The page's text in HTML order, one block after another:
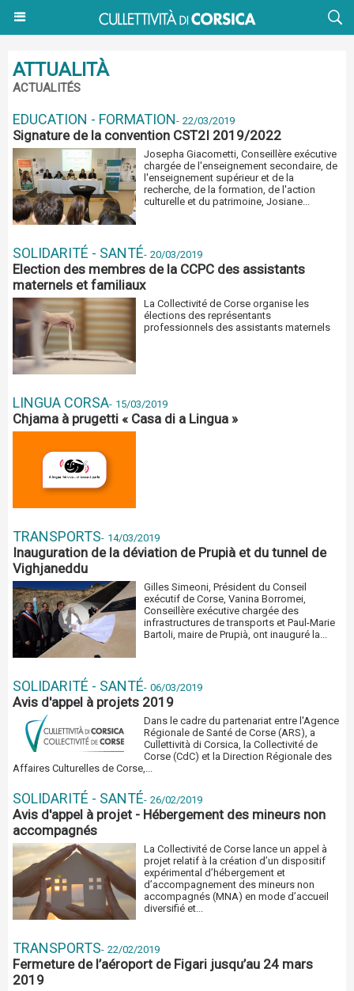
ATTUALITÀ
ACTUALITÉS
EDUCATION - FORMATION- 22/03/2019
Signature de la convention CST2I 2019/2022
Josepha Giacometti, Conseillère exécutive
chargée de l'enseignement secondaire, de
l'enseignement supérieur et de la
recherche, de la formation, de l'action
culturelle et du patrimoine, Josiane...
SOLIDARITÉ - SANTÉ- 20/03/2019
Election des membres de la CCPC des assistants
maternels et familiaux
La Collectivité de Corse organise les
élections des représentants
professionnels des assistants maternels
LINGUA CORSA- 15/03/2019
Chjama à prugetti « Casa di a Lingua »
TRANSPORTS- 14/03/2019
Inauguration de la déviation de Prupià et du tunnel de
Vighjaneddu
Gilles Simeoni, Président du Conseil
exécutif de Corse, Vanina Borromei,
Conseillère exécutive chargée des
infrastructures de transports et Paul-Marie
Bartoli, maire de Prupià, ont inauguré la...
SOLIDARITÉ - SANTÉ- 06/03/2019
Avis d'appel à projets 2019
Dans le cadre du partenariat entre l'Agence
Régionale de Santé de Corse (ARS), a
Cullettività di Corsica, la Collectivité de
Corse (CdC) et la Direction Régionale des
Affaires Culturelles de Corse,...
SOLIDARITÉ - SANTÉ- 26/02/2019
Avis d'appel à projet - Hébergement des mineurs non
accompagnés
La Collectivité de Corse lance un appel à
projet relatif à la création d’un dispositif
expérimental d’hébergement et
d’accompagnement des mineurs non
accompagnés (MNA) en mode d’accueil
diversifié et...
TRANSPORTS- 22/02/2019
Fermeture de l’aéroport de Figari jusqu’au 24 mars
2019